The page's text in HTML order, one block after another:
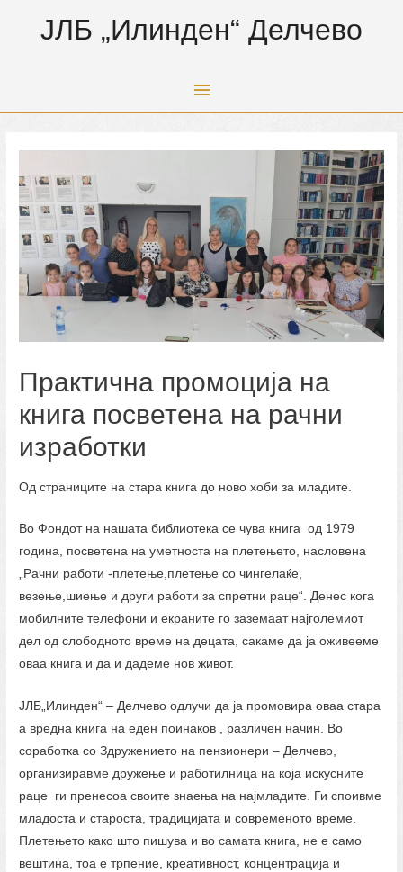
ЈЛБ „Илинден“ Делчево
Main
Практична промоција на
книга посветена на рачни
изработки
Од страниците на стара книга до ново хоби за младите.
Во Фондот на нашата библиотека се чува книга од 1979
година, посветена на уметноста на плетењето, насловена
„Рачни работи -плетење,плетење со чингелаќе,
везење,шиење и други работи за спретни раце“. Денес кога
мобилните телефони и екраните го заземаат најголемиот
дел од слободното време на децата, сакаме да ја оживееме
оваа книга и да и дадеме нов живот.
ЈЛБ„Илинден“ – Делчево одлучи да ја промовира оваа стара
а вредна книга на еден поинаков , различен начин. Во
соработка со Здружението на пензионери – Делчево,
организиравме дружење и работилница на која искусните
раце ги пренесоа своите знаења на најмладите. Ги споивме
младоста и староста, традицијата и современото време.
Плетењето како што пишува и во самата книга, не е само
вештина, тоа е трпение, креативност, концентрација и